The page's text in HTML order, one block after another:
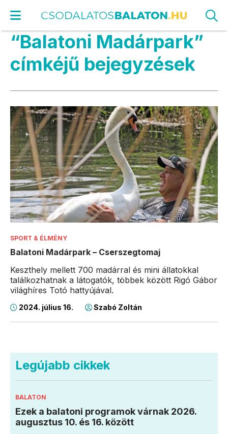
“Balatoni Madárpark”
címkéjű bejegyzések
SPORT & ÉLMÉNY
Balatoni Madárpark – Cserszegtomaj
Keszthely mellett 700 madárral és mini állatokkal
találkozhatnak a látogatók, többek között Rigó Gábor
világhíres Totó hattyújával.
2024. július 16. Szabó Zoltán
Legújabb cikkek
BALATON
Ezek a balatoni programok várnak 2026.
augusztus 10. és 16. között